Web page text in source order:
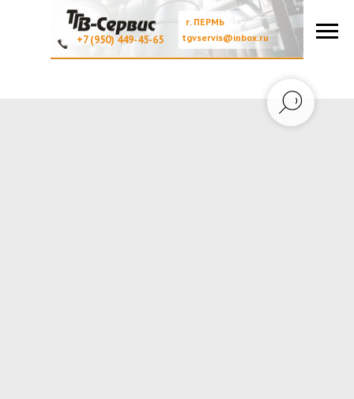
г. ПЕРМЬ
+7 (950) 449-45-65 tgvservis@inbox.ru